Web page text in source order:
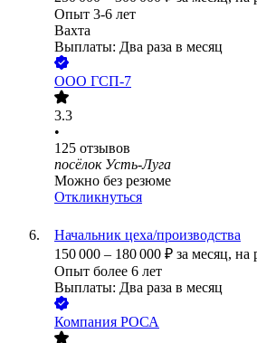
Опыт 3-6 лет
Вахта
Выплаты: Два раза в месяц
ООО ГСП-7
3.3
•
125 отзывов
посёлок Усть-Луга
Можно без резюме
Откликнуться
Начальник цеха/производства
150 000 – 180 000 ₽ за месяц, на
Опыт более 6 лет
Выплаты: Два раза в месяц
Компания РОСА